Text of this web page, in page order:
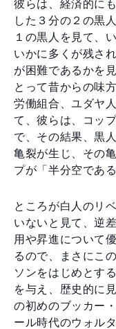
彼らは、経済的に
した３分の２の黒
１の黒人を見て、
いかに多くが残さ
が困難であるかを
とって昔からの味
労働組合、ユダヤ
て、彼らは、コッ
で、その結果、黒
亀裂が生じ、その
プが「半分空であ
ところが白人のリ
いないと見て、逆
用や昇進について
るので、まさにこ
ソンをはじめとす
を与え、歴史的に
の初めのブッカー
ール時代のウォル